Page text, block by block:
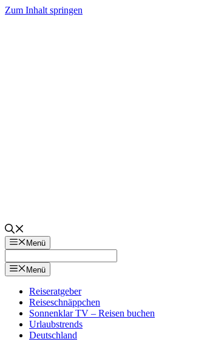
Zum Inhalt springen
Menü
Menü
Reiseratgeber
Reiseschnäppchen
Sonnenklar TV – Reisen buchen
Urlaubstrends
Deutschland